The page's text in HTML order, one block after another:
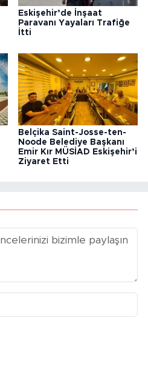
Eskişehir’de İnşaat
Paravanı Yayaları Trafiğe
İtti
Belçika Saint-Josse-ten-
Noode Belediye Başkanı
Emir Kır MÜSİAD Eskişehir’i
Ziyaret Etti